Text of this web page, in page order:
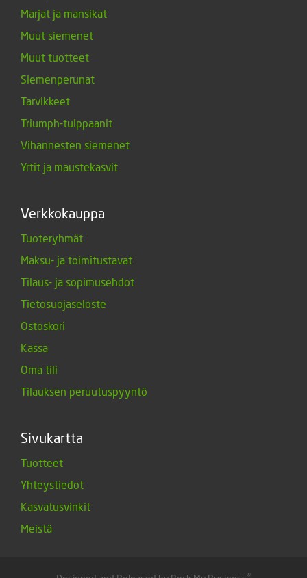
Marjat ja mansikat
Muut siemenet
Muut tuotteet
Siemenperunat
Tarvikkeet
Triumph-tulppaanit
Vihannesten siemenet
Yrtit ja maustekasvit
Verkkokauppa
Tuoteryhmät
Maksu- ja toimitustavat
Tilaus- ja sopimusehdot
Tietosuojaseloste
Ostoskori
Kassa
Oma tili
Tilauksen peruutuspyyntö
Sivukartta
Tuotteet
Yhteystiedot
Kasvatusvinkit
Meistä
®